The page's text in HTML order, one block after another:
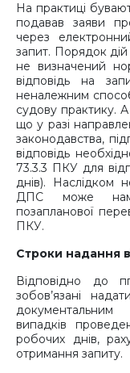
На практиці
подавав заяви
через
запит. Порядок
не визначений
відповідь на
неналежним
судову практику.
що у разі
законодавства,
відповідь
73.3.3 ПКУ для
днів). Наслідком
ДПС може
позапланової
ПКУ.
Строки надання
Відповідно до
зобов’язані
випадків
робочих днів,
отримання запиту.